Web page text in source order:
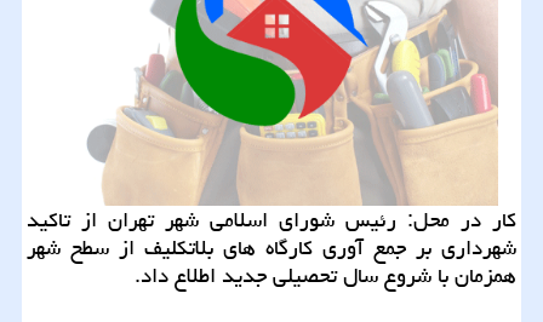
كار در محل: رئیس شورای اسلامی شهر تهران از تاكید
شهرداری بر جمع آوری كارگاه های بلاتكلیف از سطح شهر
همزمان با شروع سال تحصیلی جدید اطلاع داد.